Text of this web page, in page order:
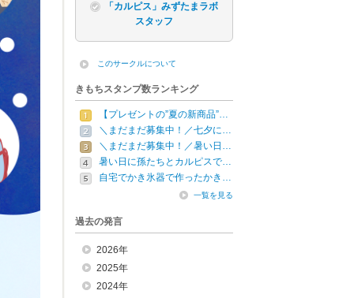
「カルピス」みずたまラボ
スタッフ
このサークルについて
きもちスタンプ数ランキング
【プレゼントの”夏の新商品”…
＼まだまだ募集中！／七夕に…
＼まだまだ募集中！／暑い日…
暑い日に孫たちとカルピスで…
自宅でかき氷器で作ったかき…
一覧を見る
過去の発言
2026年
2025年
2024年